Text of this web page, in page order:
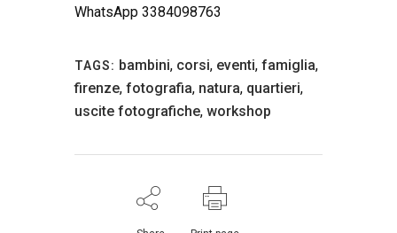
WhatsApp 3384098763
TAGS: bambini, corsi, eventi, famiglia,
firenze, fotografia, natura, quartieri,
uscite fotografiche, workshop